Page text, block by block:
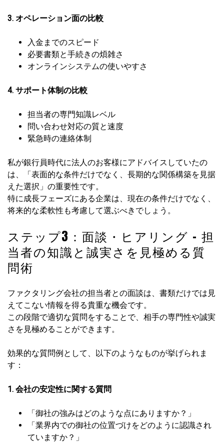
3. オペレーション面の比較
入金までのスピード
必要書類と手続きの煩雑さ
オンラインシステムの使いやすさ
4. サポート体制の比較
担当者の専門知識レベル
問い合わせ対応の質と速度
緊急時の連絡体制
私が銀行員時代に法人のお客様にアドバイスしていたの
は、「表面的な条件だけでなく、長期的な関係構築を見据
えた選択」の重要性です。
特に成長フェーズにある企業は、現在の条件だけでなく、
将来的な柔軟性も考慮して選ぶべきでしょう。
ステップ3：面談・ヒアリング – 担
当者の知識と誠実さを見極める質
問術
ファクタリング会社の担当者との面談は、書類だけでは見
えてこない情報を得る貴重な機会です。
この段階で適切な質問をすることで、相手の専門性や誠実
さを見極めることができます。
効果的な質問例として、以下のようなものが挙げられま
す：
1. 会社の安定性に関する質問
「御社の強みはどのような点にありますか？」
「業界内での御社の位置づけをどのように認識され
ていますか？」